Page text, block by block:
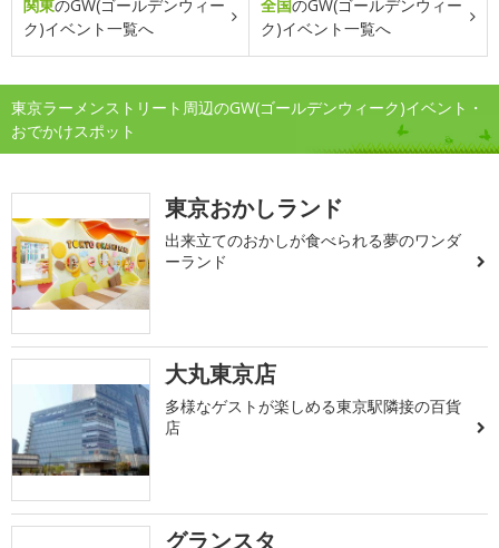
関東のGW(ゴールデンウィー
ク)イベント一覧へ
全国のGW(ゴールデンウィー
ク)イベント一覧へ
東京ラーメンストリート周辺のGW(ゴールデンウィーク)イベント・
おでかけスポット
東京おかしランド
出来立てのおかしが食べられる夢のワンダ
ーランド
大丸東京店
多様なゲストが楽しめる東京駅隣接の百貨
店
グランスタ